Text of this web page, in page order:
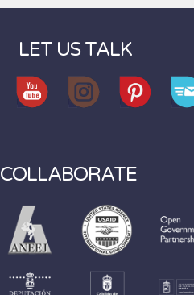
LET US TALK
COLLABORATE